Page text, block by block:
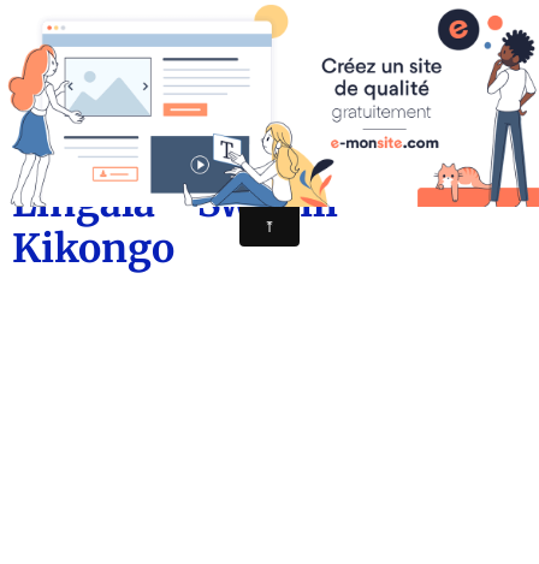
CONGO AUTREMENT.COM
HYMNE NATIONAL
DEBOUT CONGOLAIS -
Lingala - Swahili -
Kikongo